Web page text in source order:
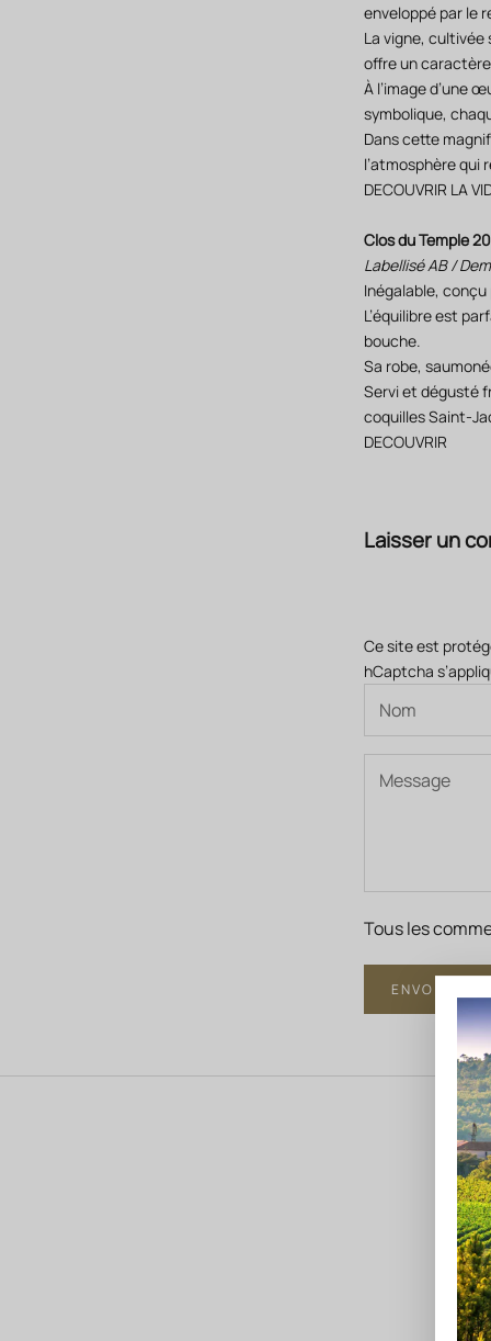
enveloppé par le
La vigne,
offre un
À l’image d’une
symbolique,
Dans cette
l’atmosphère qui
DECOUVRIR LA
Clos du Temple
Labellisé AB /
Inégalable,
L’équilibre est
bouche.
Sa robe,
Servi et dégusté
coquilles Saint-
DECOUVRIR
Laisser un
Ce site est
hCaptcha
Tous les
ENVOYER